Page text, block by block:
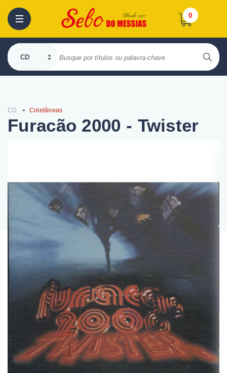
0
CD Coletâneas
Furacão 2000 - Twister